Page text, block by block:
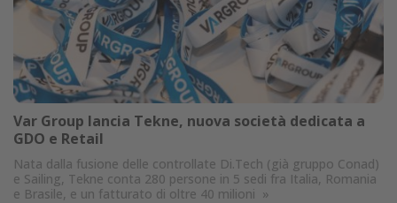
Var Group lancia Tekne, nuova società dedicata a
GDO e Retail
Nata dalla fusione delle controllate Di.Tech (già gruppo Conad)
e Sailing, Tekne conta 280 persone in 5 sedi fra Italia, Romania
e Brasile, e un fatturato di oltre 40 milioni »